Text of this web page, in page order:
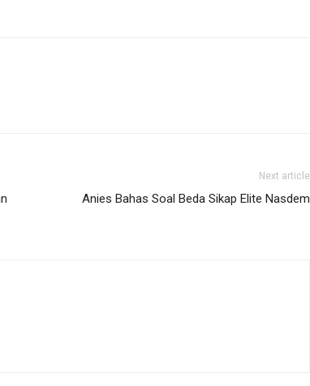
Next article
Anies Bahas Soal Beda Sikap Elite Nasdem